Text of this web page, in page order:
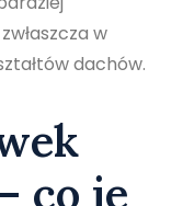
w
dachów.
co je